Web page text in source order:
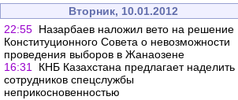
Вторник, 10.01.2012
22:55 Назарбаев наложил вето на решение
Конституционного Совета о невозможности
проведения выборов в Жанаозене
16:31
КНБ Казахстана предлагает наделить
сотрудников спецслужбы
неприкосновенностью